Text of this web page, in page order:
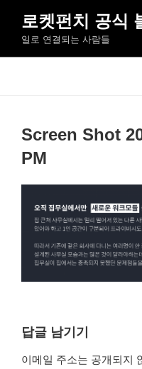
로
로켓펀치 공식
일로 연결되는 사람들
Screen Shot
PM
답글 남기기
이메일 주소는 공개되지